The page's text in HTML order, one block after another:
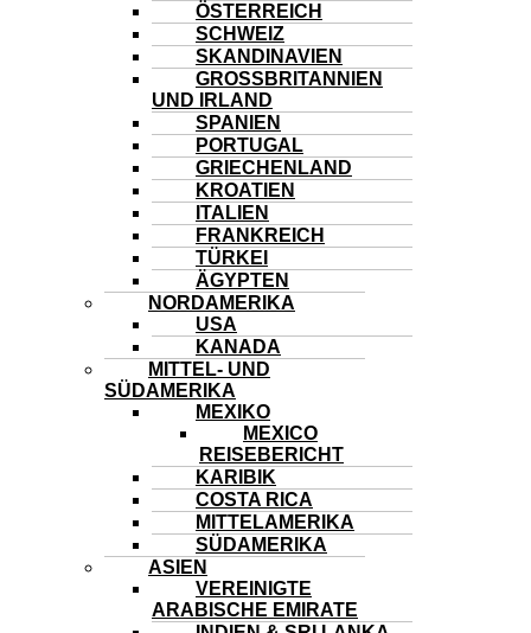
ÖSTERREICH
SCHWEIZ
SKANDINAVIEN
GROSSBRITANNIEN U
ND IRLAND
SPANIEN
PORTUGAL
GRIECHENLAND
KROATIEN
ITALIEN
FRANKREICH
TÜRKEI
ÄGYPTEN
NORDAMERIKA
USA
KANADA
MITTEL- UND
SÜDAMERIKA
MEXIKO
MEXICO
REISEBERICHT
KARIBIK
COSTA RICA
MITTELAMERIKA
SÜDAMERIKA
ASIEN
VEREINIGTE
ARABISCHE EMIRATE